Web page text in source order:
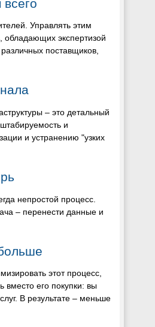
Управлять этим
обладающих экспертизой
поставщиков,
– это детальный
и
и устранению "узких
непростой процесс.
– перенести данные и
этот процесс,
вместо его покупки: вы
В результате – меньше